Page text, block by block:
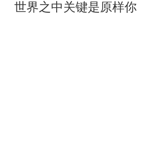
世界之中关键是原样你